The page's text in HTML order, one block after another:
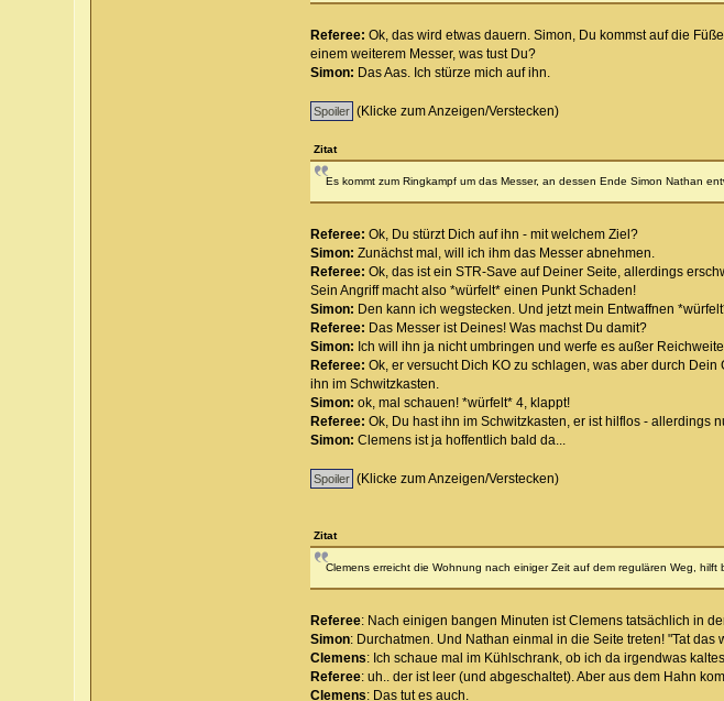
Referee: Ok, das wird etwas dauern. Simon, Du kommst auf die
einem weiterem Messer, was tust Du?
Simon: Das Aas. Ich stürze mich auf ihn.
(Klicke zum Anzeigen/Verstecken)
Zitat
Es kommt zum Ringkampf um das Messer, an dessen Ende Simon Nathan
Referee: Ok, Du stürzt Dich auf ihn - mit welchem Ziel?
Simon: Zunächst mal, will ich ihm das Messer abnehmen.
Referee: Ok, das ist ein STR-Save auf Deiner Seite, allerdings
Sein Angriff macht also *würfelt* einen Punkt Schaden!
Simon: Den kann ich wegstecken. Und jetzt mein Entwaffnen
Referee: Das Messer ist Deines! Was machst Du damit?
Simon: Ich will ihn ja nicht umbringen und werfe es außer
Referee: Ok, er versucht Dich KO zu schlagen, was aber durch Dein
ihn im Schwitzkasten.
Simon: ok, mal schauen! *würfelt* 4, klappt!
Referee: Ok, Du hast ihn im Schwitzkasten, er ist hilflos - allerdings
Simon: Clemens ist ja hoffentlich bald da...
(Klicke zum Anzeigen/Verstecken)
Zitat
Clemens erreicht die Wohnung nach einiger Zeit auf dem regulären Weg,
Referee: Nach einigen bangen Minuten ist Clemens tatsächlich in
Simon: Durchatmen. Und Nathan einmal in die Seite treten! "Tat das
Clemens: Ich schaue mal im Kühlschrank, ob ich da irgendwas
Referee: uh.. der ist leer (und abgeschaltet). Aber aus dem Hahn
Clemens: Das tut es auch.